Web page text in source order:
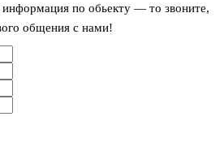
по обьекту — то звоните,
общения с нами!